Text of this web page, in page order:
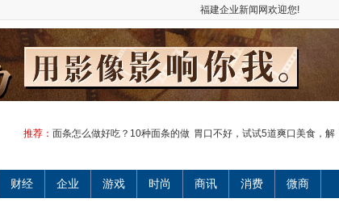
福建企业新闻网欢迎您!
推荐： 面条怎么做好吃？10种面条的做 胃口不好，试试5道爽口美食，解
财经 企业 游戏 时尚 商讯 消费 微商